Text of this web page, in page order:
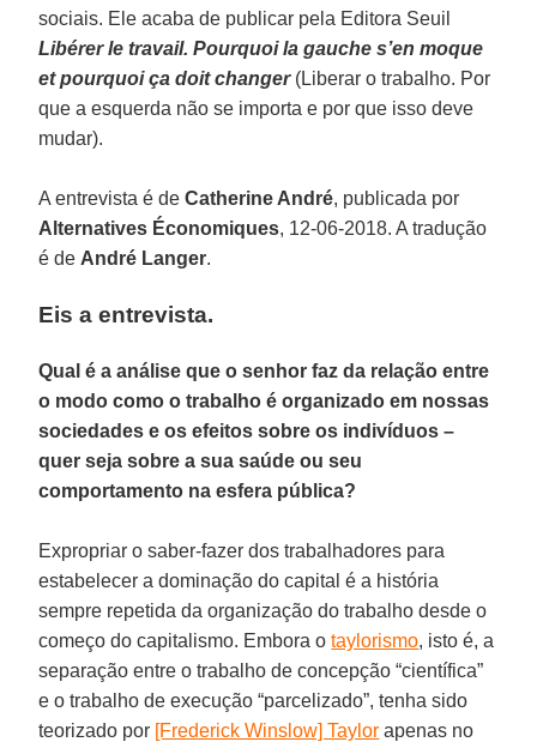
sociais. Ele acaba de publicar pela Editora Seuil
Libérer le travail. Pourquoi la gauche s’en moque
et pourquoi ça doit changer(Liberar o trabalho. Por
que a esquerda não se importa e por que isso deve
mudar).
A entrevista é deCatherine André, publicada por
Alternatives Économiques, 12-06-2018. A tradução
é de André Langer.
Eis a entrevista.
Qual é a análise que o senhor faz da relação entre
o modo como o trabalho é organizado em nossas
sociedades e os efeitos sobre os indivíduos –
quer seja sobre a sua saúde ou seu
comportamento na esfera pública?
Expropriar o saber-fazer dos trabalhadores para
estabelecer a dominação do capital é a história
sempre repetida da organização do trabalho desde o
começo do capitalismo. Embora otaylorismo, isto é, a
separação entre o trabalho de concepção “científica”
e o trabalho de execução “parcelizado”, tenha sido
teorizado por [Frederick Winslow] Taylor apenas no